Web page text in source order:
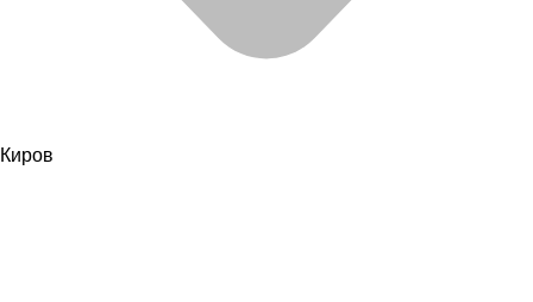
Киров